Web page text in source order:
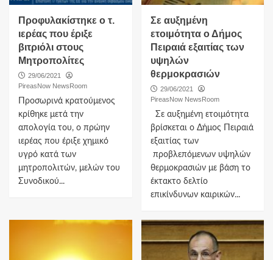
Προφυλακίστηκε ο τ.
ιερέας που έριξε
βιτριόλι στους
Μητροπολίτες
29/06/2021
PireasNow NewsRoom
Προσωρινά κρατούμενος
κρίθηκε μετά την
απολογία του, ο πρώην
ιερέας που έριξε χημικό
υγρό κατά των
μητροπολιτών, μελών του
Συνοδικού...
Σε αυξημένη
ετοιμότητα ο Δήμος
Πειραιά εξαιτίας των
υψηλών
θερμοκρασιών
29/06/2021
PireasNow NewsRoom
Σε αυξημένη ετοιμότητα
βρίσκεται ο Δήμος Πειραιά
εξαιτίας των
προβλεπόμενων υψηλών
θερμοκρασιών με βάση το
έκτακτο δελτίο
επικίνδυνων καιρικών...